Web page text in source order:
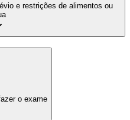
e restrições de alimentos ou
o exame